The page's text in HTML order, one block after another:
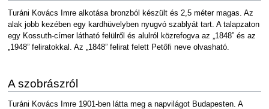
Turáni Kovács Imre alkotása bronzból készült és 2,5 méter magas. Az
alak jobb kezében egy kardhüvelyben nyugvó szablyát tart. A talapzaton
egy Kossuth-címer látható felülről és alulról közrefogva az „1848” és az
„1948” feliratokkal. Az „1848” felirat felett Petőfi neve olvasható.
A szobrászról
Turáni Kovács Imre 1901-ben látta meg a napvilágot Budapesten. A